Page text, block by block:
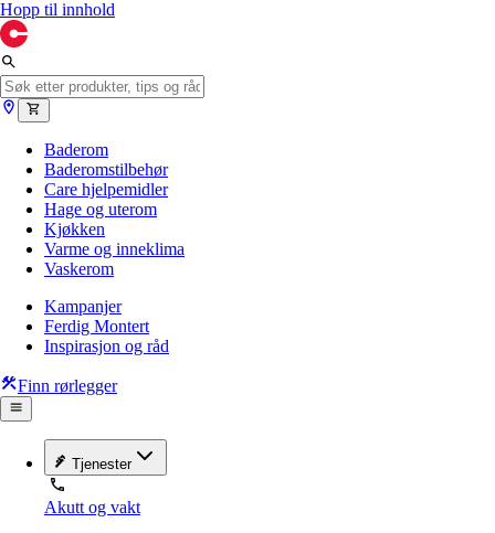
Hopp til innhold
Baderom
Baderomstilbehør
Care hjelpemidler
Hage og uterom
Kjøkken
Varme og inneklima
Vaskerom
Kampanjer
Ferdig Montert
Inspirasjon og råd
Finn rørlegger
Tjenester
Akutt og vakt